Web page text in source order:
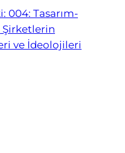
004: Tasarım-
Şirketlerin
ve İdeolojileri